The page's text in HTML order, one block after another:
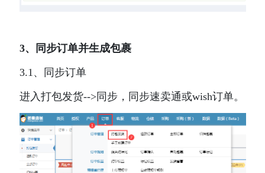
3、同步订单并生成包裹
3.1、同步订单
进入打包发货-->同步，同步速卖通或wish订单。